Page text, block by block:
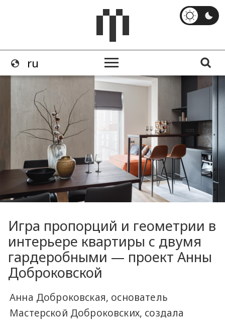
Игра пропорций и геометрии в
интерьере квартиры с двумя
гардеробными — проект Анны
Доброковской
Анна Доброковская, основатель
Мастерской Доброковских, создала